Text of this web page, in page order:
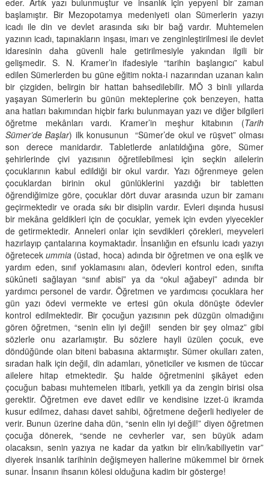
başlamıştır. Bir Mezopotamya medeniyeti olan Sümerlerin yazıyı
icadı ile din ve devlet arasında sıkı bir bağ vardır. Muhtemelen
yazının icadı, tapınakların inşası, imarı ve zenginleştirilmesi ile devlet
idaresinin daha güvenli hale getirilmesiyle yakından ilgili bir
gelişmedir. S. N. Kramer’in ifadesiyle “tarihin başlangıcı” kabul
edilen Sümerlerden bu güne eğitim nokta-i nazarından uzanan kalın
bir çizgiden, belirgin bir hattan bahsedilebilir. MÖ 3 binli yıllarda
yaşayan Sümerlerin bu günün mekteplerine çok benzeyen, hatta
ana hatları bakımından hiçbir farkı bulunmayan yazı ve diğer bilgileri
öğretme mekânları vardı. Kramer’in meşhur kitabının (Tarih
Sümer’de Başlar) ilk konusunun “Sümer’de okul ve rüşvet” olması
son derece manidardır. Tabletlerde anlatıldığına göre, Sümer
şehirlerinde çivi yazısının öğretilebilmesi için seçkin ailelerin
çocuklarının kabul edildiği bir okul vardır. Yazı öğrenmeye gelen
çocuklardan birinin okul günlüklerini yazdığı bir tabletten
öğrendiğimize göre, çocuklar dört duvar arasında uzun bir zamanı
geçirmektedir ve orada sıkı bir disiplin vardır. Evleri dışında hususi
bir mekâna geldikleri için de çocuklar, yemek için evden yiyecekler
de getirmektedir. Anneleri onlar için sevdikleri çörekleri, meyveleri
hazırlayıp çantalarına koymaktadır. İnsanlığın en efsunlu icadı yazıyı
öğretecekummia (üstad, hoca) adında bir öğretmen ve ona eşlik ve
yardım eden, sınıf yoklamasını alan, ödevleri kontrol eden, sınıfta
sükûneti sağlayan “sınıf abisi” ya da “okul ağabeyi” adında bir
yardımcı personel de vardır. Öğretmen ve yardımcısı çocuklara her
gün yazı ödevi vermekte ve ertesi gün okula dönüşte ödevler
kontrol edilmektedir. Bir çocuğun yazısının pek düzgün olmadığını
gören öğretmen, “senin elin iyi değil! senden bir şey olmaz” gibi
sözlerle onu azarlamıştır. Bu sözlere hayli üzülen çocuk, eve
döndüğünde olan biteni babasına aktarmıştır. Sümer okulları zaten,
sıradan halk için değil, din adamları, yöneticiler ve kısmen de tüccar
ailelere hitap etmektedir. Şu halde öğretmenini şikâyet eden
çocuğun babası muhtemelen itibarlı, yetkili ya da zengin birisi olsa
gerektir. Öğretmen eve davet edilir ve kendisine izzet-ü ikramda
kusur edilmez, dahası davet sahibi, öğretmene değerli hediyeler de
verir. Bunun üzerine daha dün, “senin elin iyi değil!” diyen öğretmen
çocuğa dönerek, “sende ne cevherler var, sen büyük adam
olacaksın, senin yazıya ne kadar da yatkın bir elin/kabiliyetin var”
diyerek insanlık tarihinin değişmeyen hallerine mükemmel bir örnek
sunar. İnsanın ihsanın kölesi olduğuna kadim bir gösterge!